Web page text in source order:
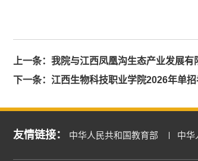
上一条： 我院与江西凤凰沟生态产业发展
下一条： 江西生物科技职业学院2026年单
友情链接： 中华人民共和国教育部 中华